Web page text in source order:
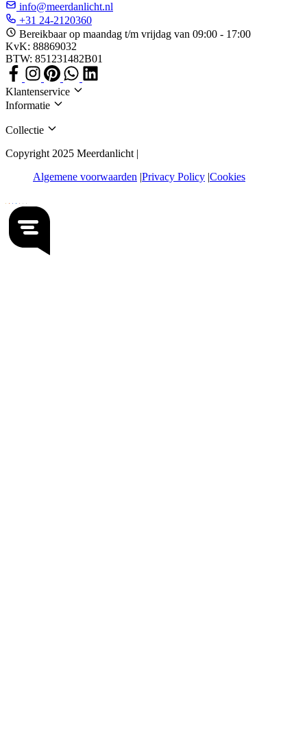
info@meerdanlicht.nl
+31 24-2120360
Bereikbaar op maandag t/m vrijdag van 09:00 - 17:00
KvK: 88869032
BTW: 851231482B01
Klantenservice
Informatie
Collectie
Copyright 2025 Meerdanlicht |
Algemene voorwaarden Privacy Policy Cookies